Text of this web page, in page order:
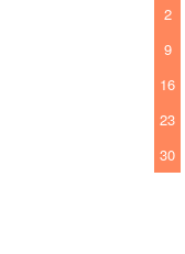
2
9
16
23
30